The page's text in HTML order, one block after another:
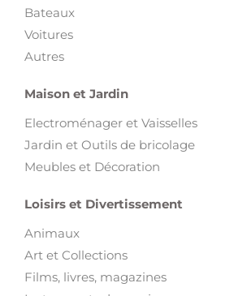
Bateaux
Voitures
Autres
Maison et Jardin
Electroménager et Vaisselles
Jardin et Outils de bricolage
Meubles et Décoration
Loisirs et Divertissement
Animaux
Art et Collections
Films, livres, magazines